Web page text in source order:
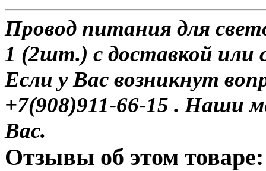
Провод питания для
1 (2шт.) с доставкой или
Если у Вас возникнут
+7(908)911-66-15 . Наши
Вас.
Отзывы об этом товаре: